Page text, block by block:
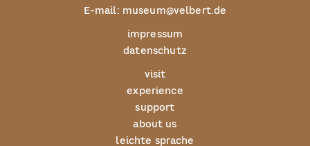
E-mail: museum@velbert.de
impressum
datenschutz
visit
experience
support
about us
leichte sprache